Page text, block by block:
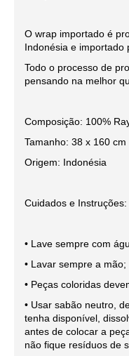
O wrap importado é
Indonésia e importado
Todo o processo de
pensando na melhor
Composição: 100%
Tamanho: 38 x 160 cm
Origem: Indonésia
Cuidados e Instruções:
• Lave sempre com
• Lavar sempre a mão;
• Peças coloridas
• Usar sabão neutro,
tenha disponível,
antes de colocar a
não fique resíduos de